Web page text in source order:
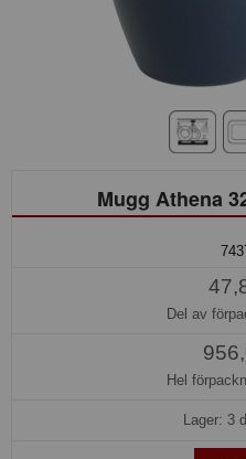
Mugg Athena
Del av
Hel
Lager: 3